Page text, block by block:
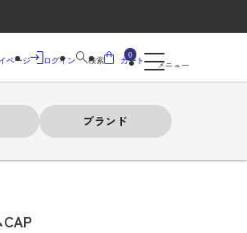
ページ ログイン 検索
0
カート メニュー
ブランド